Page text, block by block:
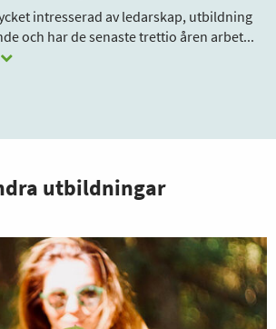
intresserad av ledarskap, utbildning
och har de senaste trettio åren arbet...
utbildningar